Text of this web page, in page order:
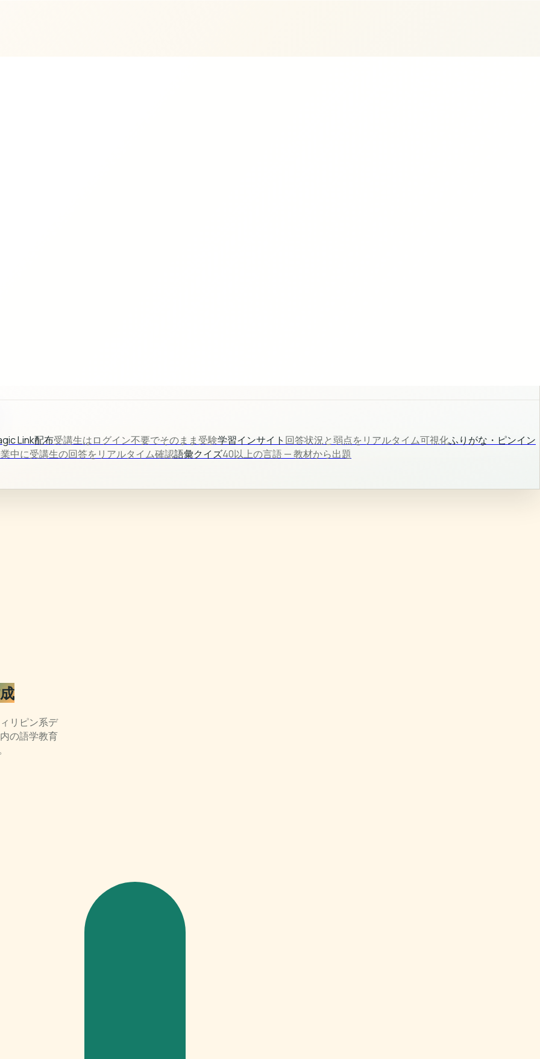
Link配布受講生はログイン不要でそのまま受験学習インサイト 回答状況と弱点をリアルタイム可視化ふりがな・ピンイン
中に受講生の回答をリアルタイム確認語彙クイズ40以上の言語 — 教材から出題
リピン系デ
の語学教育